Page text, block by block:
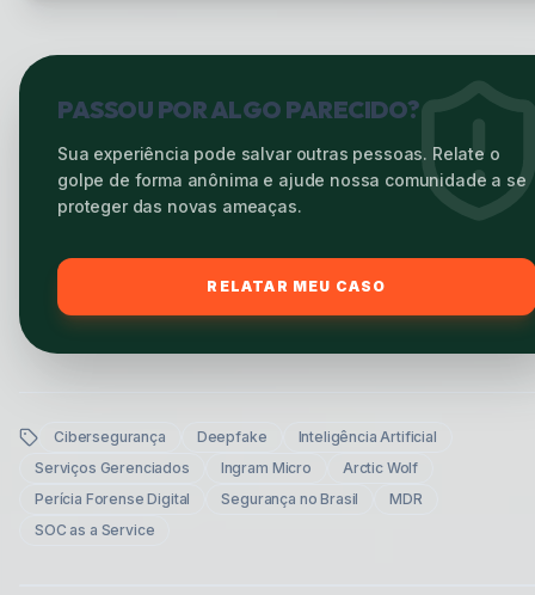
PASSOU POR ALGO PARECIDO?
Sua experiência pode salvar outras pessoas. Relate o
golpe de forma anônima e ajude nossa comunidade a se
proteger das novas ameaças.
RELATAR MEU CASO
Cibersegurança Deepfake
Inteligência Artificial
Serviços Gerenciados
Ingram Micro
Arctic Wolf
Perícia Forense Digital
Segurança no Brasil
MDR
SOC as a Service